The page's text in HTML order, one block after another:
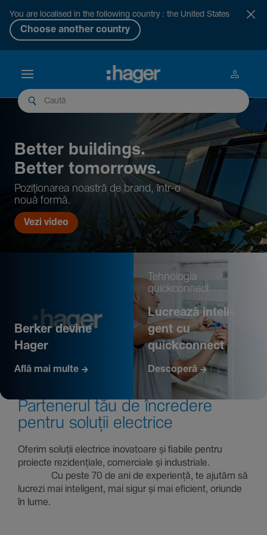
You are localised in the following country : the United States
Choose another country
Better buil­dings.
Better tomor­rows.
Pozi­țio­narea noastră de brand, într-o
nouă formă.
Vezi video
Berker devine
Hager
Află mai multe
Tehno­logia
quickconnect
Lucrează inte­li­
gent cu
quickconnect
Descoperă
Parte­nerul tău de încre­dere
pentru soluții electrice
Oferim soluții electrice inova­toare și fiabile pentru
proiecte rezi­den­țiale, comer­ciale și indus­triale.
Cu peste 70 de ani de expe­riență, te ajutăm să
lucrezi mai inte­li­gent, mai sigur și mai eficient, oriunde
în lume.